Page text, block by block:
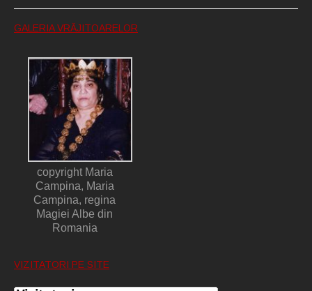
GALERIA VRĂJITOARELOR
copyright Maria
Campina, Maria
Campina, regina
Magiei Albe din
Romania
VIZITATORI PE SITE